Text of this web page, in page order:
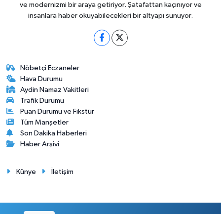
ve modernizmi bir araya getiriyor. Şatafattan kaçınıyor ve
insanlara haber okuyabilecekleri bir altyapı sunuyor.
Nöbetçi Eczaneler
Hava Durumu
Aydin Namaz Vakitleri
Trafik Durumu
Puan Durumu ve Fikstür
Tüm Manşetler
Son Dakika Haberleri
Haber Arşivi
Künye İletişim